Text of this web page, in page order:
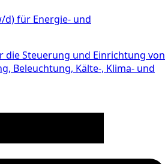
für Energie- und
die Steuerung und Einrichtung von
Beleuchtung, Kälte-, Klima- und